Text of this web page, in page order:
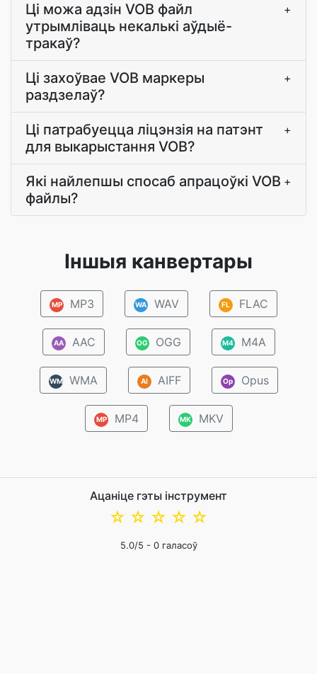
Ці можа адзін VOB файл
утрымліваць некалькі аўдыё-
тракаў?
+
Ці захоўвае VOB маркеры
раздзелаў?
+
Ці патрабуецца ліцэнзія на патэнт
для выкарыстання VOB?
+
Які найлепшы спосаб апрацоўкі VOB
файлы?
+
Іншыя канвертары
MP MP3 WA WAV FL FLAC
AA AAC OG OGG M4 M4A
WM WMA AI AIFF Op Opus
MP MP4 MK MKV
Ацаніце гэты інструмент
☆
☆
☆
☆
☆
5.0/5 - 0галасоў